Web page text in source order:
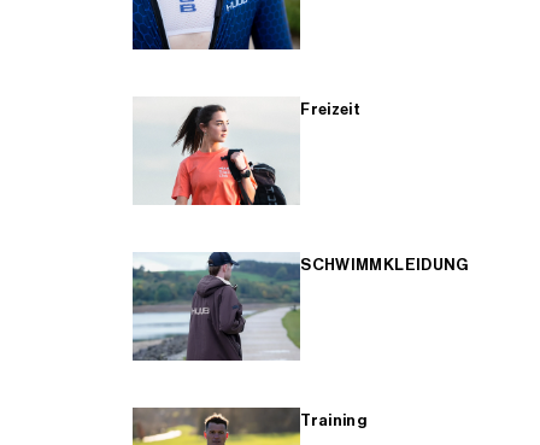
Freizeit
SCHWIMMKLEIDUNG
Training